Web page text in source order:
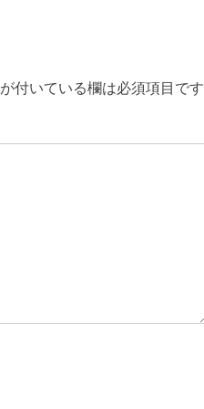
が付いている欄は必須項目です